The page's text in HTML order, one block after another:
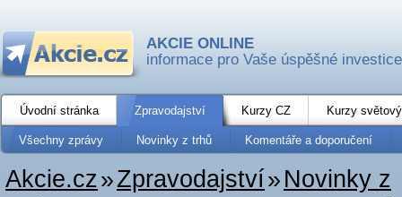
AKCIE ONLINE
informace pro Vaše úspěšné investice
Úvodní stránka Zpravodajství Kurzy CZ Kurzy
Všechny zprávy Novinky z trhů Komentáře a doporučení
Akcie.cz»Zpravodajství» Novinky z